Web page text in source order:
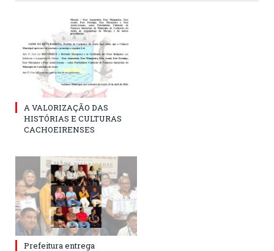
A VALORIZAÇÃO DAS
HISTÓRIAS E CULTURAS
CACHOEIRENSES
Prefeitura entrega